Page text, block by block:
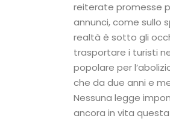
reiterate promesse
annunci, come sullo
realtà è sotto gli
trasportare i turisti
popolare per
che da due anni e
Nessuna legge
ancora in vita